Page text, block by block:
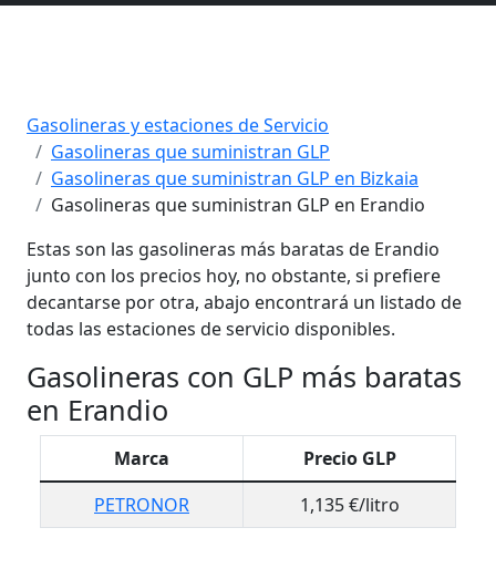
Gasolineras y estaciones de Servicio
Gasolineras que suministran GLP
Gasolineras que suministran GLP en Bizkaia
Gasolineras que suministran GLP en Erandio
Estas son las gasolineras más baratas de Erandio
junto con los precios hoy, no obstante, si prefiere
decantarse por otra, abajo encontrará un listado de
todas las estaciones de servicio disponibles.
Gasolineras con GLP más baratas
en Erandio
Marca
Precio GLP
PETRONOR
1,135 €/litro